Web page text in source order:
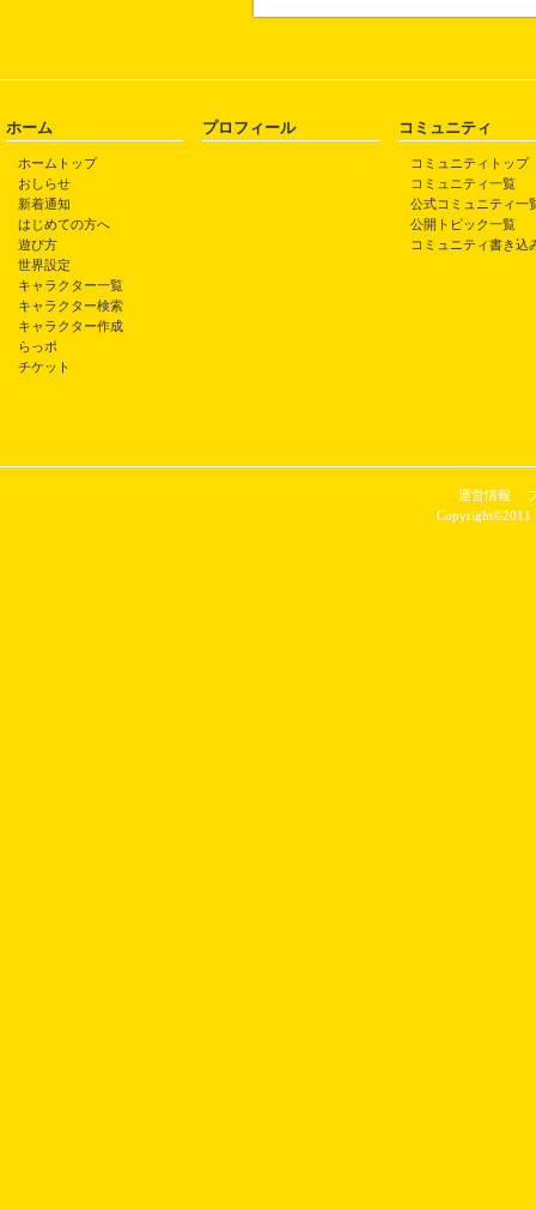
ホーム
ホームトップ
おしらせ
新着通知
はじめての方へ
遊び方
世界設定
キャラクター一覧
キャラクター検索
キャラクター作成
らっポ
チケット
プロフィール コミュニティ
コミュニティトップ
コミュニティ一覧
公式コミュニティ一
公開トピック一覧
コミュニティ書き込
運営情報
Copyright©2011